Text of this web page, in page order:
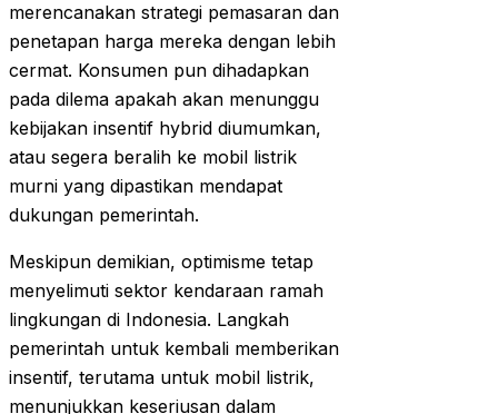
merencanakan strategi pemasaran dan
penetapan harga mereka dengan lebih
cermat. Konsumen pun dihadapkan
pada dilema apakah akan menunggu
kebijakan insentif hybrid diumumkan,
atau segera beralih ke mobil listrik
murni yang dipastikan mendapat
dukungan pemerintah.
Meskipun demikian, optimisme tetap
menyelimuti sektor kendaraan ramah
lingkungan di Indonesia. Langkah
pemerintah untuk kembali memberikan
insentif, terutama untuk mobil listrik,
menunjukkan keseriusan dalam